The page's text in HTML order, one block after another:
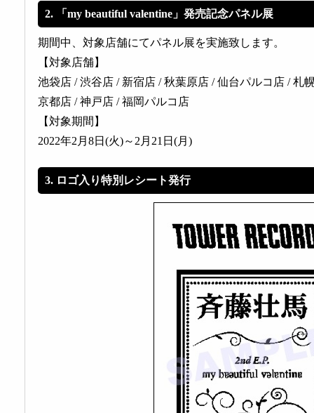
2. 「my beautiful valentine」発売記念パネル展
期間中、対象店舗にてパネル展を実施致します。
【対象店舗】
池袋店 / 渋谷店 / 新宿店 / 秋葉原店 / 仙台パルコ店 / 札
京都店 / 神戸店 / 福岡パルコ店
【対象期間】
2022年2月8日(火)～2月21日(月)
3. ロゴ入り特別レシート発行